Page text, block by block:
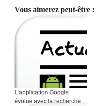
Vous aimerez peut-être :
L’application Google
évolue avec la recherche